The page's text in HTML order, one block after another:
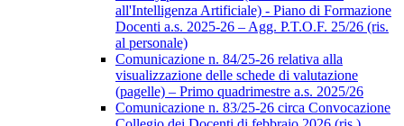
all'Intelligenza Artificiale) - Piano di Formazione
Docenti a.s. 2025-26 – Agg. P.T.O.F. 25/26 (ris.
al personale)
Comunicazione n. 84/25-26 relativa alla
visualizzazione delle schede di valutazione
(pagelle) – Primo quadrimestre a.s. 2025/26
Comunicazione n. 83/25-26 circa Convocazione